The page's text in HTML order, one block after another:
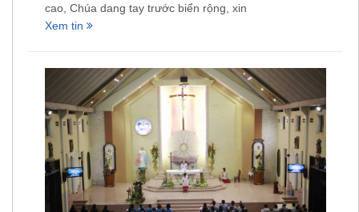
cao, Chúa dang tay trước biển rộng, xin
Xem tin